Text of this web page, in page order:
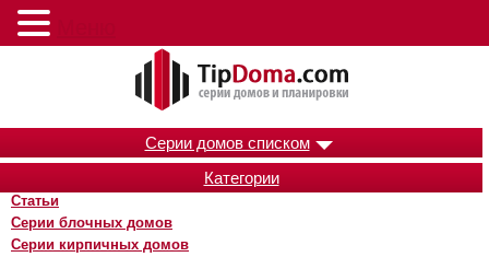
Серии домов списком
Категории
Статьи
Серии блочных домов
Серии кирпичных домов